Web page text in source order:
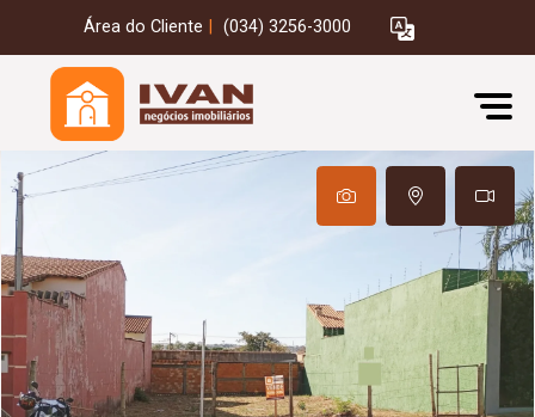
Área do Cliente (034) 3256-3000